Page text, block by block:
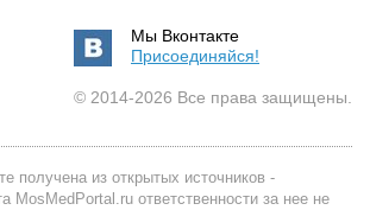
Мы Вконтакте
Присоединяйся!
© 2014-2026 Все права защищены.
получена из открытых источников -
MosMedPortal.ru ответственности за нее не